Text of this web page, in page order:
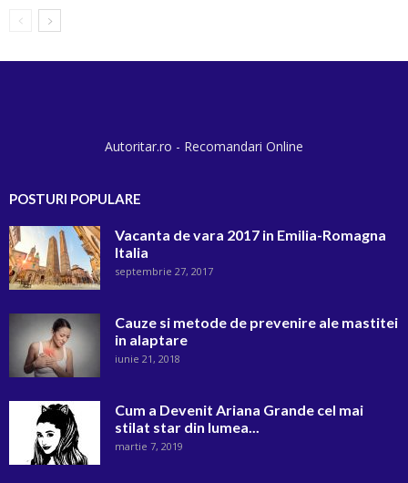
Autoritar.ro - Recomandari Online
POSTURI POPULARE
Vacanta de vara 2017 in Emilia-Romagna
Italia
septembrie 27, 2017
Cauze si metode de prevenire ale mastitei
in alaptare
iunie 21, 2018
Cum a Devenit Ariana Grande cel mai
stilat star din lumea...
martie 7, 2019